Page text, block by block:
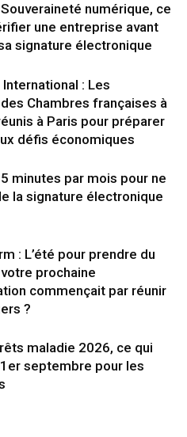
numérique, ce
une entreprise avant
signature électronique
International : Les
Chambres françaises à
à Paris pour préparer
défis économiques
minutes par mois pour ne
la signature électronique
: L’été pour prendre du
prochaine
commençait par réunir
?
maladie 2026, ce qui
septembre pour les